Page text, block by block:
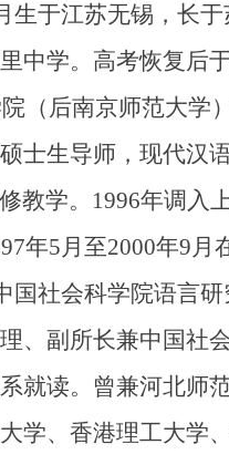
于江苏无锡，长于
中学。高考恢复后
（后南京师范大
士生导师，现代汉
教学。1996年调
年5月至2000年9
国社会科学院语言
、副所长兼中国社
就读。曾兼河北师
学、香港理工大学